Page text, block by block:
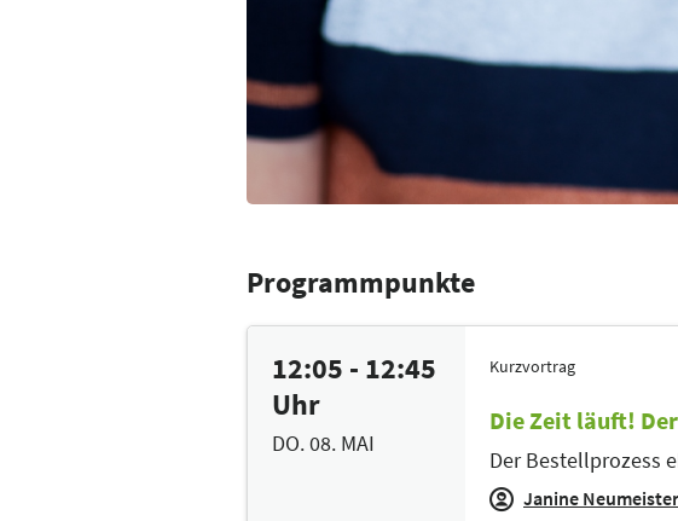
Programmpunkte
12:05 - 12:45
Uhr
DO. 08. MAI
Kurzvortrag
Die Zeit läuft!
Der Bestellprozess
Janine